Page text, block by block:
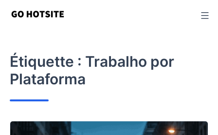
Étiquette : Trabalho por
Plataforma